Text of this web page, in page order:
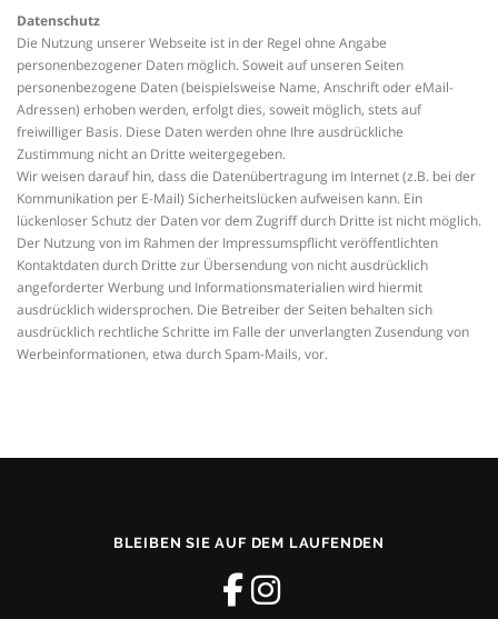
Datenschutz
Die Nutzung unserer Webseite ist in der Regel ohne Angabe
personenbezogener Daten möglich. Soweit auf unseren Seiten
personenbezogene Daten (beispielsweise Name, Anschrift oder eMail-
Adressen) erhoben werden, erfolgt dies, soweit möglich, stets auf
freiwilliger Basis. Diese Daten werden ohne Ihre ausdrückliche
Zustimmung nicht an Dritte weitergegeben.
Wir weisen darauf hin, dass die Datenübertragung im Internet (z.B. bei der
Kommunikation per E-Mail) Sicherheitslücken aufweisen kann. Ein
lückenloser Schutz der Daten vor dem Zugriff durch Dritte ist nicht möglich.
Der Nutzung von im Rahmen der Impressumspflicht veröffentlichten
Kontaktdaten durch Dritte zur Übersendung von nicht ausdrücklich
angeforderter Werbung und Informationsmaterialien wird hiermit
ausdrücklich widersprochen. Die Betreiber der Seiten behalten sich
ausdrücklich rechtliche Schritte im Falle der unverlangten Zusendung von
Werbeinformationen, etwa durch Spam-Mails, vor.
BLEIBEN SIE AUF DEM LAUFENDEN